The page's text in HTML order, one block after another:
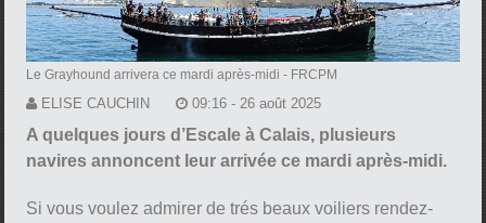
Le Grayhound arrivera ce mardi après-midi - FRCPM
ELISE CAUCHIN 09:16 - 26 août 2025
A quelques jours d’Escale à Calais, plusieurs
navires annoncent leur arrivée ce mardi après-midi.
Si vous voulez admirer de trés beaux voiliers rendez-